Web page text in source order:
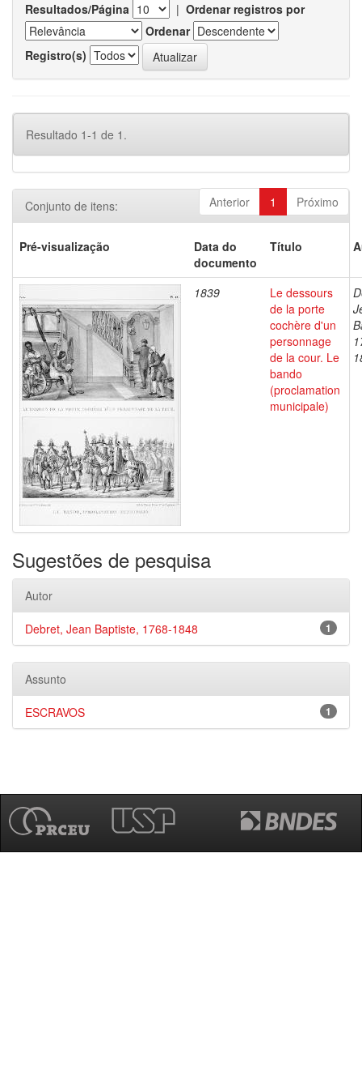
Resultados/Página | Ordenar registros por
Ordenar
Registro(s)
Resultado 1-1 de 1.
Anterior 1 Próximo
Conjunto de itens:
Pré-visualização
Data do
documento
Título
1839
Le dessours
de la porte
cochère d'un
personnage
de la cour. Le
bando
(proclamation
municipale)
Sugestões de pesquisa
Autor
1
Debret, Jean Baptiste, 1768-1848
Assunto
1
ESCRAVOS